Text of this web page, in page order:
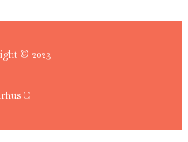
© 2023
C